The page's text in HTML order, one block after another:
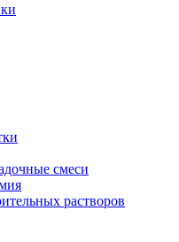
смеси
растворов